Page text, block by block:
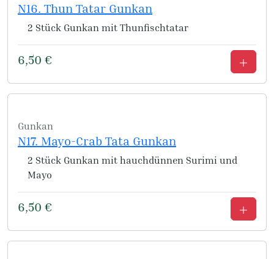
N16. Thun Tatar Gunkan
2 Stück Gunkan mit Thunfischtatar
6,50 €
Gunkan
N17. Mayo-Crab Tata Gunkan
2 Stück Gunkan mit hauchdünnen Surimi und
Mayo
6,50 €